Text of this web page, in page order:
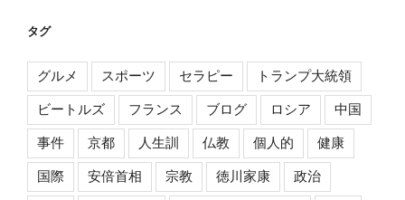
タグ
グルメ スポーツ セラピー トランプ大統領
ビートルズ フランス ブログ ロシア 中国
事件 京都 人生訓 仏教 個人的 健康
国際 安倍首相 宗教 徳川家康 政治